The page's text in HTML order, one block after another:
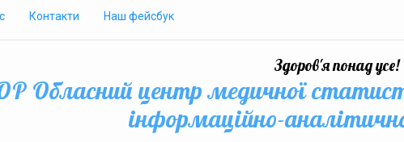
Контакти Наш фейсбук
Здоров'я понад усе!
Обласний центр медичної
інформаційно-